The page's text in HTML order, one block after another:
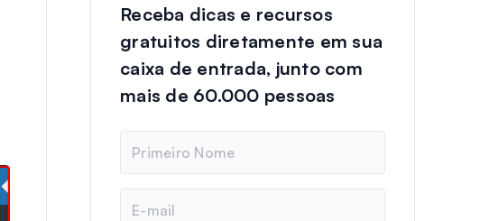
Receba dicas e recursos
gratuitos diretamente em sua
caixa de entrada, junto com
mais de 60.000 pessoas
m
e